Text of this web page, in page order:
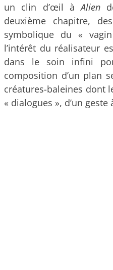
un clin d’œil àAlien
deuxième chapitre,
symbolique du «
l’intérêt du réalisateur
dans le soin infini
composition d’un plan
créatures-baleines dont
« dialogues », d’un